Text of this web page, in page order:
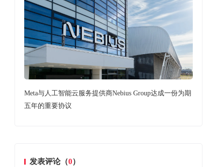
Meta与人工智能云服务提供商Nebius Group达成一份为期
五年的重要协议
发表评论（0）